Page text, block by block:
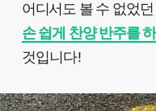
어디서도 볼 수 없었던
손 쉽게 찬양 반주를
것입니다!